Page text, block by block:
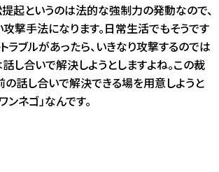
起というのは法的な強制力の発動なので、
攻撃手法になります。日常生活でもそうです
ラブルがあったら、いきなり攻撃するのでは
し合いで解決しようとしますよね。この裁
の話し合いで解決できる場を用意しようと
ンネゴ」なんです。